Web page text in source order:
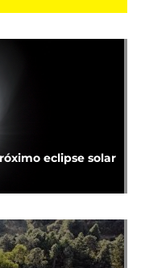
eclipse solar